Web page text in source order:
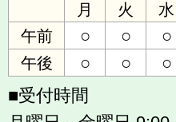
月 火 水
午前
○ ○ ○
午後 ○ ○ ○
■受付時間